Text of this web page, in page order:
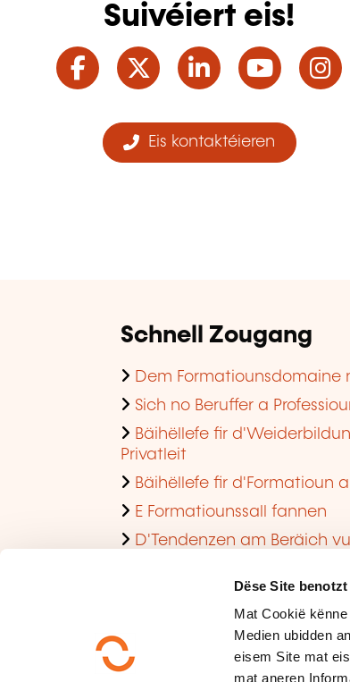
Dëse Site
Mat Cookië
Medien ubidden
eisem Site mat
mat aneren
Suivéiert eis!
Facebook
TwitterLinkedIn
Eis kontaktéieren
Schnell Zougang
Dem Formatiounsdomaine
Sich no Beruffer a
Bäihëllefe fir
Privatleit
Bäihëllefe fir d'Formatioun
E Formatiounssall fannen
D'Tendenzen am Beräich